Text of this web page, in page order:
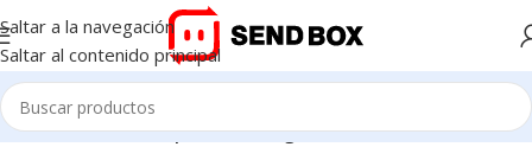
Saltar a la navegación
Saltar al contenido principal
Inicio/Productos etiquetados “sugetar”